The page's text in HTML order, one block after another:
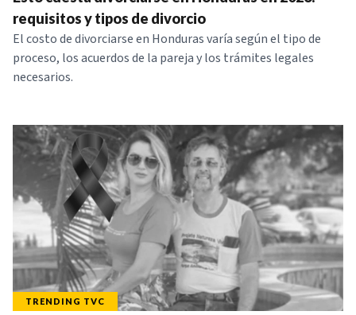
NOTICIAS
SERIES
requisitos y tipos de divorcio
El costo de divorciarse en Honduras varía según el tipo de
proceso, los acuerdos de la pareja y los trámites legales
necesarios.
TRENDING TVC